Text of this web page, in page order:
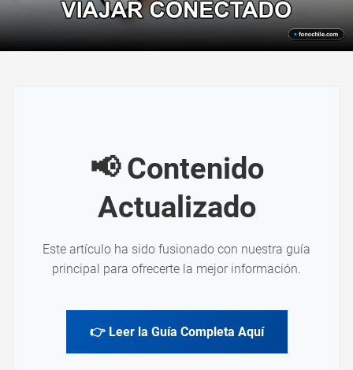
📢 Contenido
Actualizado
Este artículo ha sido fusionado con nuestra guía
principal para ofrecerte la mejor información.
👉 Leer la Guía Completa Aquí